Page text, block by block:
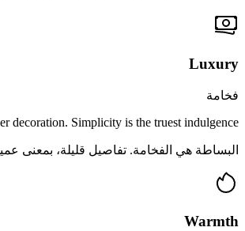
Luxury
فخامة
decoration. Simplicity is the truest indulgence.
البساطة هي الفخامة. تفاصيل قليلة، بمعنى
Warmth